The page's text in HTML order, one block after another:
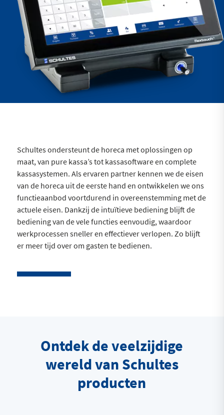
Schultes ondersteunt de horeca met oplossingen op
maat, van pure kassa’s tot kassasoftware en complete
kassasystemen. Als ervaren partner kennen we de eisen
van de horeca uit de eerste hand en ontwikkelen we ons
functieaanbod voortdurend in overeenstemming met de
actuele eisen. Dankzij de intuïtieve bediening blijft de
bediening van de vele functies eenvoudig, waardoor
werkprocessen sneller en effectiever verlopen. Zo blijft
er meer tijd over om gasten te bedienen.
Ontdek de veelzijdige
wereld van Schultes
producten